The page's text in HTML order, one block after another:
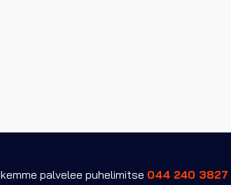
palvelee puhelimitse 044 240 3827